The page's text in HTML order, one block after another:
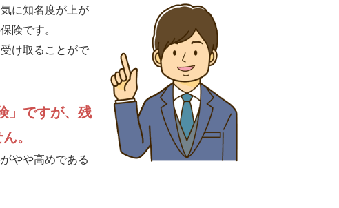
に知名度が上が
険です。
け取ることがで
」ですが、残
。
やや高めである